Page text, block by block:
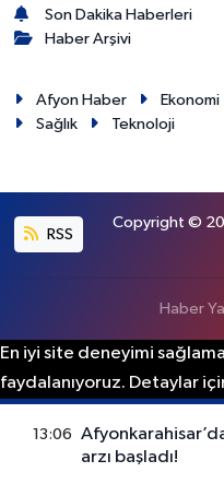
Son Dakika Haberleri
Haber Arşivi
Afyon Haber Ekonomi
Sağlık
Teknoloji
RSS
Copyright ©
Haber
En iyi site deneyimi
faydalanıyoruz. Detaylar
13:06
arzı başladı!